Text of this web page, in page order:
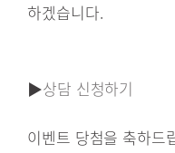
하겠습니다.
▶상담 신청하기
이벤트 당첨을 축하드